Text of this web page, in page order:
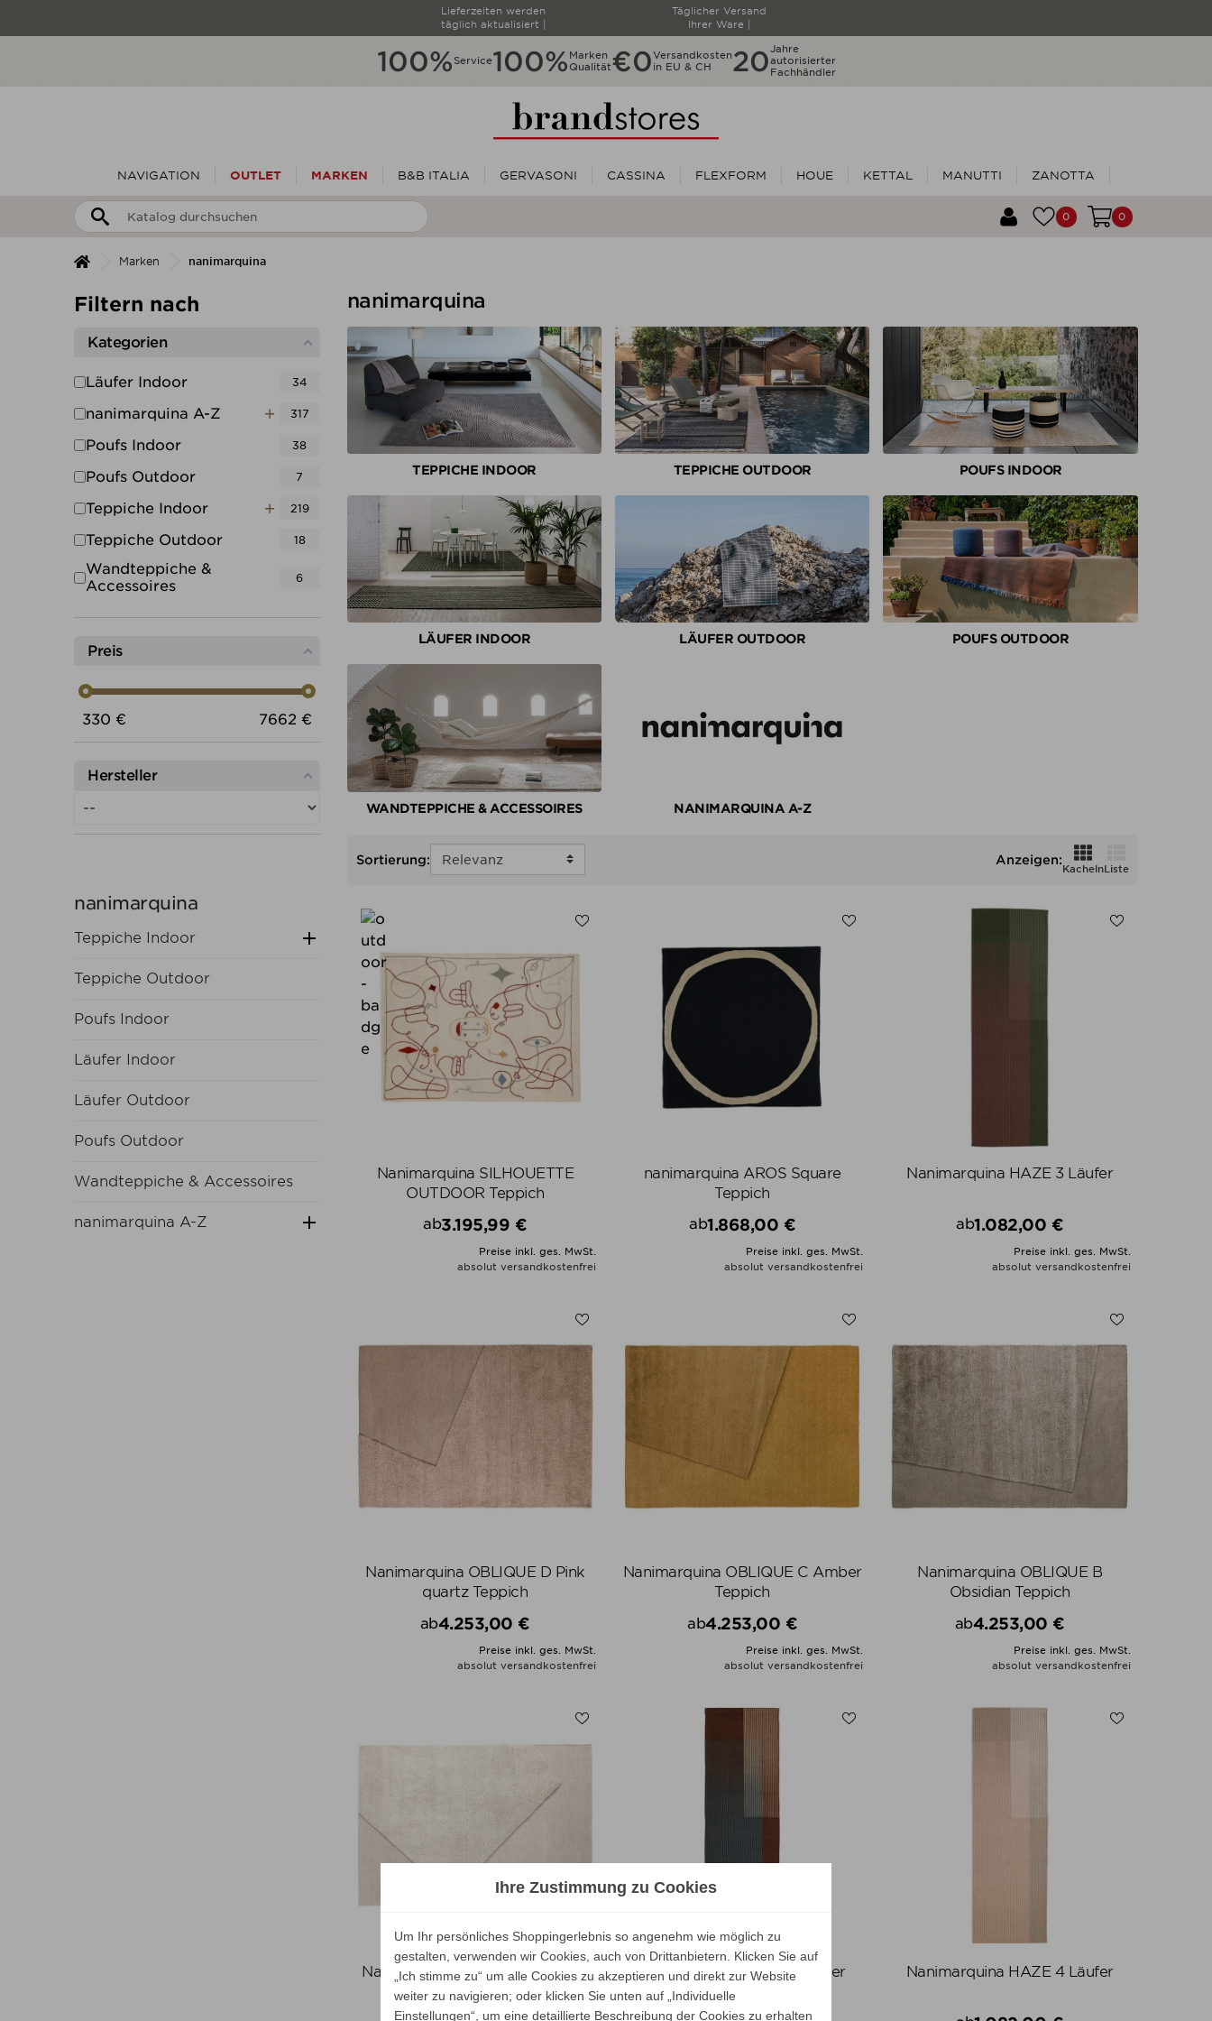
Lieferzeiten werden
täglich aktualisiert |
Täglicher Versand
Ihrer Ware |
100% Service100% Marken
Qualität€0Versandkosten
in EU & CH
20Jahre
autorisierter
Fachhändler
NAVIGATION OUTLET MARKEN B&B ITALIA GERVASONI CASSINA FLEXFORM HOUE KETTAL MANUTTI ZANOTTA
0 0
Marken nanimarquina
Filtern nach
Kategorien
Läufer Indoor 34
nanimarquina A-Z Untermenü umschalten
317
Poufs Indoor 38
Poufs Outdoor 7
Teppiche Indoor Untermenü umschalten
219
Teppiche Outdoor 18
Wandteppiche &
Accessoires
6
Preis
Preis von
330 € Preis bis
7662 €
Hersteller
nanimarquina
Teppiche Indoor 
Teppiche Outdoor
Poufs Indoor
Läufer Indoor
Läufer Outdoor
Poufs Outdoor
Wandteppiche & Accessoires
nanimarquina A-Z 
nanimarquina
TEPPICHE INDOOR TEPPICHE OUTDOOR POUFS INDOOR
LÄUFER INDOOR LÄUFER OUTDOOR POUFS OUTDOOR
WANDTEPPICHE & ACCESSOIRES NANIMARQUINA A-Z
Sortierung: Anzeigen:
KachelnListe
Nanimarquina SILHOUETTE
OUTDOOR Teppich
ab
Preis
3.195,99 €
Preise inkl. ges. MwSt.
absolut versandkostenfrei
nanimarquina AROS Square
Teppich
ab
Preis
1.868,00 €
Preise inkl. ges. MwSt.
absolut versandkostenfrei
Nanimarquina HAZE 3 Läufer
ab
Preis
1.082,00 €
Preise inkl. ges. MwSt.
absolut versandkostenfrei
Nanimarquina OBLIQUE D Pink
quartz Teppich
ab
Preis
4.253,00 €
Preise inkl. ges. MwSt.
absolut versandkostenfrei
Nanimarquina OBLIQUE C Amber
Teppich
ab
Preis
4.253,00 €
Preise inkl. ges. MwSt.
absolut versandkostenfrei
Nanimarquina OBLIQUE B
Obsidian Teppich
ab
Preis
4.253,00 €
Preise inkl. ges. MwSt.
absolut versandkostenfrei
Nanimarquina OBLIQUE A Ivory
Teppich
Nanimarquina HAZE 5 Läufer Nanimarquina HAZE 4 Läufer
Ihre Zustimmung zu Cookies
Um Ihr persönliches Shoppingerlebnis so angenehm wie möglich zu
gestalten, verwenden wir Cookies, auch von Drittanbietern. Klicken Sie auf
„Ich stimme zu“ um alle Cookies zu akzeptieren und direkt zur Website
weiter zu navigieren; oder klicken Sie unten auf „Individuelle
Einstellungen“, um eine detaillierte Beschreibung der Cookies zu erhalten